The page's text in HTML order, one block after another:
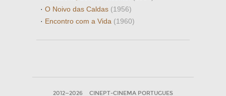
· O Noivo das Caldas (1956)
· Encontro com a Vida (1960)
2012—2026 CINEPT-CINEMA PORTUGUES